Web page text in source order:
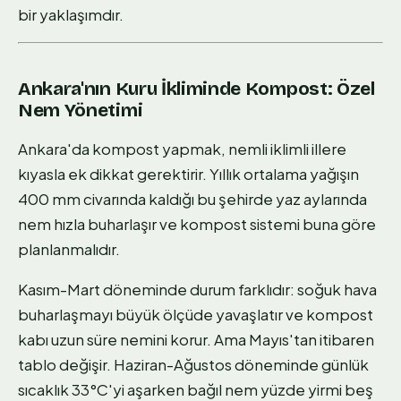
bir yaklaşımdır.
Ankara'nın Kuru İkliminde Kompost: Özel
Nem Yönetimi
Ankara'da kompost yapmak, nemli iklimli illere
kıyasla ek dikkat gerektirir. Yıllık ortalama yağışın
400 mm civarında kaldığı bu şehirde yaz aylarında
nem hızla buharlaşır ve kompost sistemi buna göre
planlanmalıdır.
Kasım-Mart döneminde durum farklıdır: soğuk hava
buharlaşmayı büyük ölçüde yavaşlatır ve kompost
kabı uzun süre nemini korur. Ama Mayıs'tan itibaren
tablo değişir. Haziran-Ağustos döneminde günlük
sıcaklık 33°C'yi aşarken bağıl nem yüzde yirmi beş